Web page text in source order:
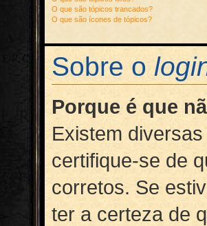
O que são tópicos trancados?
O que são ícones de tópicos?
Sobre o
Porque é que
Existem
certifique-se de
corretos. Se
ter a certeza de